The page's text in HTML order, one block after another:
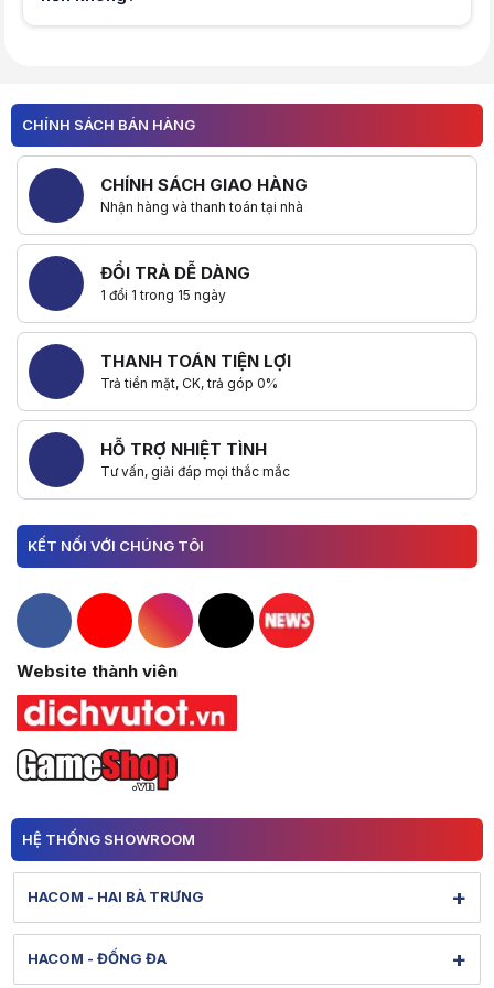
Hữu ích ( )
CHÍNH SÁCH BÁN HÀNG
CHÍNH SÁCH GIAO HÀNG
Nhận hàng và thanh toán tại nhà
ĐỔI TRẢ DỄ DÀNG
1 đổi 1 trong 15 ngày
THANH TOÁN TIỆN LỢI
Trả tiền mặt, CK, trả góp 0%
HỖ TRỢ NHIỆT TÌNH
Tư vấn, giải đáp mọi thắc mắc
KẾT NỐI VỚI CHÚNG TÔI
Hacom Facebook
Hacom YouTube
Hacom Instagram
Hacom TikTok
Website thành viên
HỆ THỐNG SHOWROOM
HACOM - HAI BÀ TRƯNG +
Hình ảnh thực tế từ showroom
HACOM - ĐỐNG ĐA +